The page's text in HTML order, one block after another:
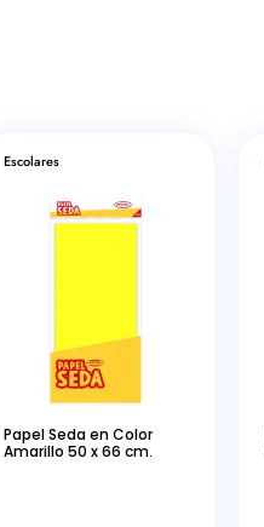
Escolares
Papel Seda en Color
Amarillo 50 x 66 cm.